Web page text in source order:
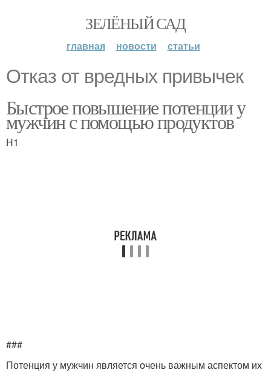
ЗЕЛЁНЫЙ САД
главная новости статьи
Отказ от вредных привычек
Быстрое повышение потенции у
мужчин с помощью продуктов
H1
###
Потенция у мужчин является очень важным аспектом их